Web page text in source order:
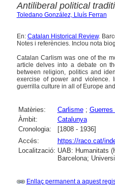
Antiliberal political
Toledano González, Lluís Ferran
En: Catalan Historical Review.
Notes i referències. Inclou nota
Catalan Carlism was one of the
article delves into a debate on
between religion, politics and
exercise of power and violence.
guerrilla culture in all of Europe
Matèries: Carlisme; Guerres
Àmbit:
Catalunya
Cronologia:
[1808 - 1936]
Accés:
https://raco.cat/
Localització: UAB: Humanitats
Barcelona;
Enllaç permanent a aquest